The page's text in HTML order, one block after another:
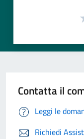
Contatta il
Leggi le
Richiedi